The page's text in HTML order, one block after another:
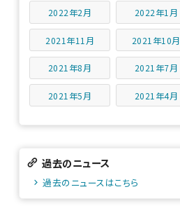
2022年2月 2022年1月
2021年11月 2021年10月
2021年8月 2021年7月
2021年5月 2021年4月
過去のニュース
過去のニュースはこちら